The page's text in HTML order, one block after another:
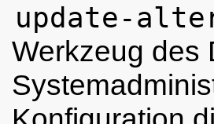
update-
Werkzeug des